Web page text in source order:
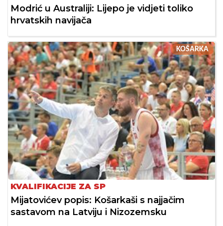
Modrić u Australiji: Lijepo je vidjeti toliko
hrvatskih navijača
KOŠARKA
KVALIFIKACIJE ZA SP
Mijatovićev popis: Košarkaši s najjačim
sastavom na Latviju i Nizozemsku